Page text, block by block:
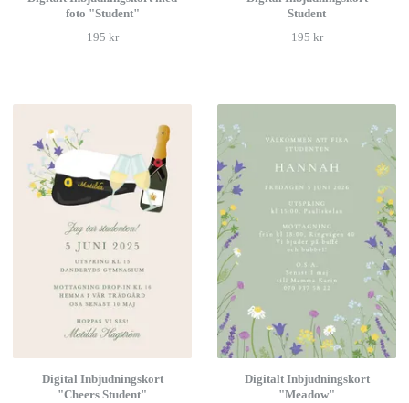
foto "Student"
195 kr
Student
195 kr
Digital Inbjudningskort
"Cheers Student"
Digitalt Inbjudningskort
"Meadow"